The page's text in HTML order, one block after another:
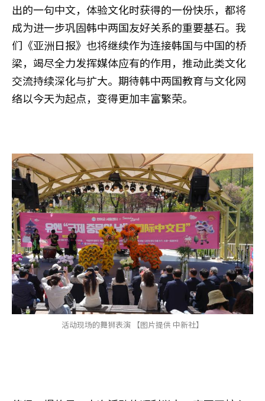
出的一句中文，体验文化时获得的一份快乐，都将
成为进一步巩固韩中两国友好关系的重要基石。我
们《亚洲日报》也将继续作为连接韩国与中国的桥
梁，竭尽全力发挥媒体应有的作用，推动此类文化
交流持续深化与扩大。期待韩中两国教育与文化网
络以今天为起点，变得更加丰富繁荣。
活动现场的舞狮表演 【图片提供 中新社】